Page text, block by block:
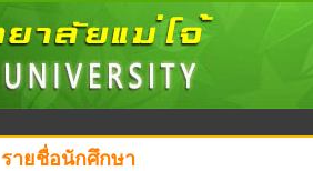
รายชื่อนักศึกษา